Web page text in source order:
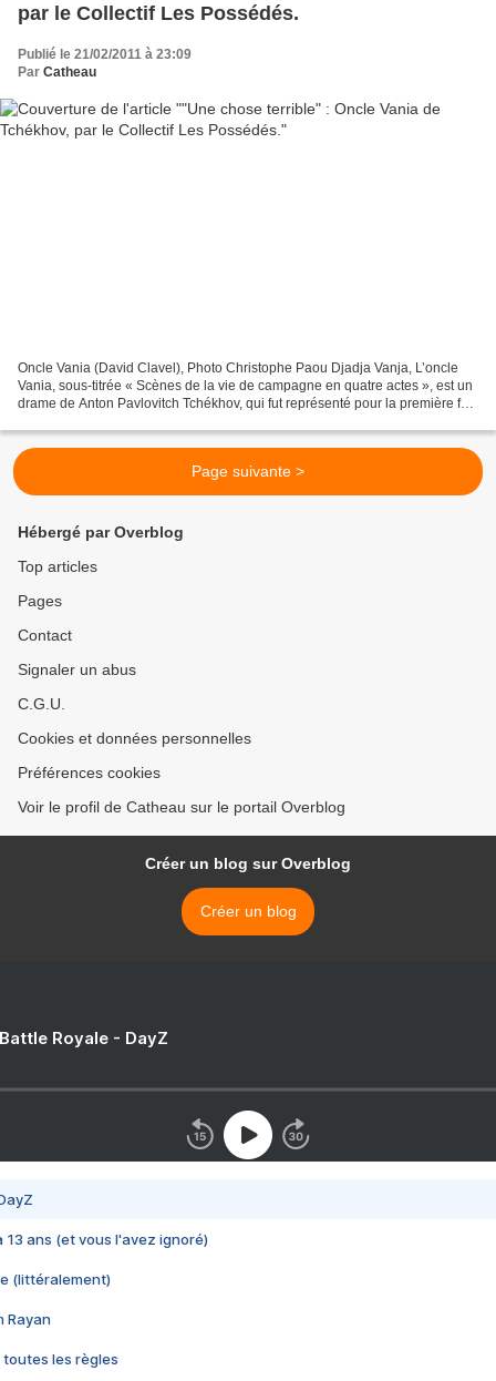
par le Collectif Les Possédés.
Publié le 21/02/2011 à 23:09
Par Catheau
Oncle Vania (David Clavel), Photo Christophe Paou Djadja Vanja, L’oncle
Vania, sous-titrée « Scènes de la vie de campagne en quatre actes », est un
drame de Anton Pavlovitch Tchékhov, qui fut représenté pour la première fois
Page suivante >
Hébergé par Overblog
Top articles
Pages
Contact
Signaler un abus
C.G.U.
Cookies et données personnelles
Préférences cookies
Voir le profil de Catheau sur le portail Overblog
Créer un blog sur Overblog
Créer un blog
Royale - DayZ
13 ans (et vous l'avez ignoré)
(littéralement)
Rayan
toutes les règles